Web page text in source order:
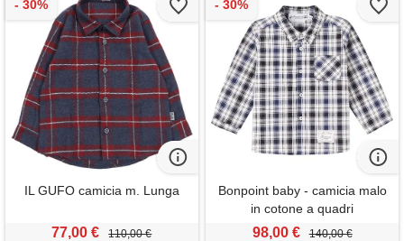
IL GUFO camicia m. Lunga
77,00 € 110,00 €
Bonpoint baby - camicia malo
in cotone a quadri
98,00 € 140,00 €